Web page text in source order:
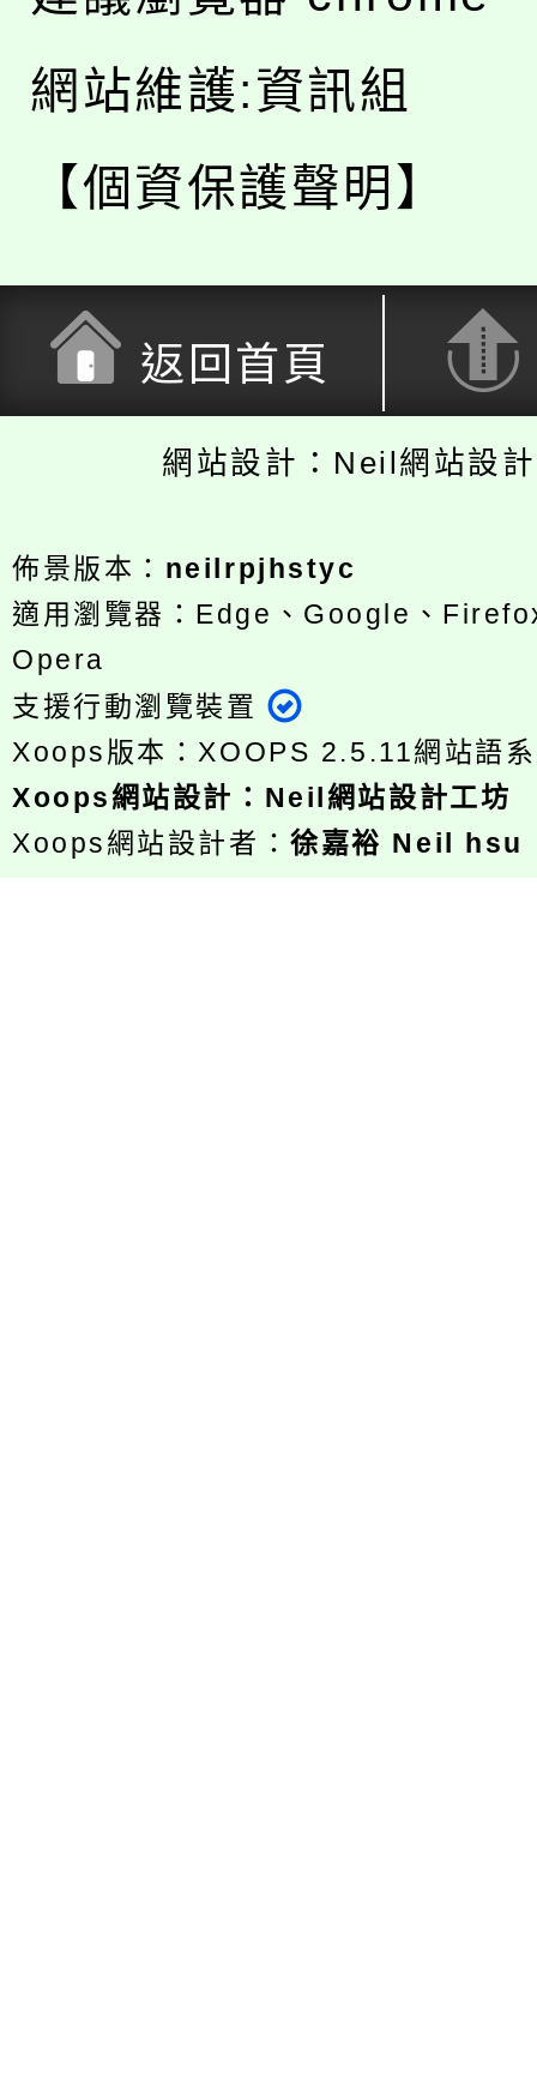
網站維護:資訊組
【個資保護聲明】
返回首頁
網站設計：Neil網站設
佈景版本： neilrpjhstyc
適用瀏覽器：Edge、Google、
Opera
支援行動瀏覽裝置
Xoops版本： XOOPS 2.5.11網站語
Xoops網站設計 ： Neil網站設計工坊
Xoops網站設計者：徐嘉裕 Neil hsu